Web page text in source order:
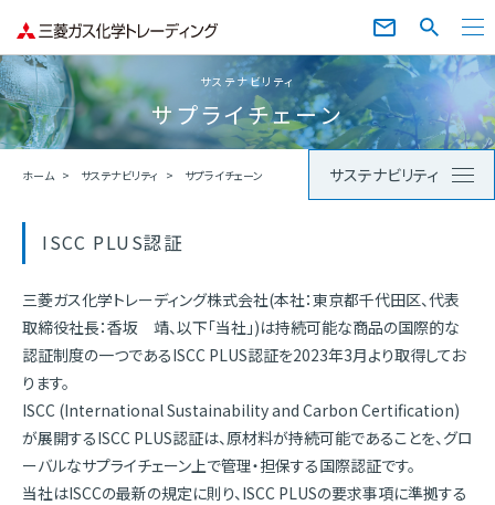
サステナビリティ
サプライチェーン
ホーム サステナビリティ サプライチェーン サステナビリティ
ISCC PLUS認証
三菱ガス化学トレーディング株式会社(本社：東京都千代田区、代表
取締役社長：香坂 靖、以下「当社」)は持続可能な商品の国際的な
認証制度の一つであるISCC PLUS認証を2023年3月より取得してお
ります。
ISCC (International Sustainability and Carbon Certification)
が展開するISCC PLUS認証は、原材料が持続可能であることを、グロ
ーバルなサプライチェーン上で管理・担保する国際認証です。
当社はISCCの最新の規定に則り、ISCC PLUSの要求事項に準拠する